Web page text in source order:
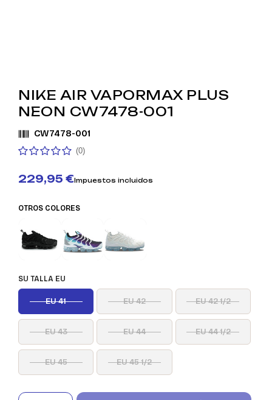
NIKE AIR VAPORMAX PLUS
NEON CW7478-001
CW7478-001
(0)
229,95 €Impuestos incluidos
OTROS COLORES
SU TALLA EU
EU 41 EU 42 EU 42 1/2
EU 43 EU 44 EU 44 1/2
EU 45 EU 45 1/2